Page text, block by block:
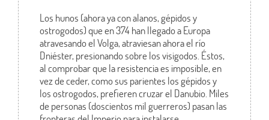
Los hunos (ahora ya con alanos, gépidos y
ostrogodos) que en 374 han llegado a Europa
atravesando el Volga, atraviesan ahora el río
Dniéster, presionando sobre los visigodos. Éstos,
al comprobar que la resistencia es imposible, en
vez de ceder, como sus parientes los gépidos y
los ostrogodos, prefieren cruzar el Danubio. Miles
de personas (doscientos mil guerreros) pasan las